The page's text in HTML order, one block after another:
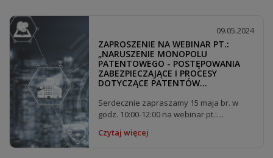
09.05.2024
ZAPROSZENIE NA WEBINAR PT.:
„NARUSZENIE MONOPOLU
PATENTOWEGO - POSTĘPOWANIA
ZABEZPIECZAJĄCE I PROCESY
DOTYCZĄCE PATENTÓW
Serdecznie zapraszamy 15 maja br. w
godz. 10:00-12:00 na webinar pt.:
Czytaj więcej